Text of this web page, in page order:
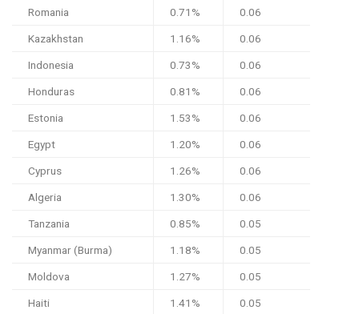
Romania 0.71% 0.06
Kazakhstan 1.16% 0.06
Indonesia 0.73% 0.06
Honduras 0.81% 0.06
Estonia 1.53% 0.06
Egypt 1.20% 0.06
Cyprus 1.26% 0.06
Algeria 1.30% 0.06
Tanzania 0.85% 0.05
Myanmar (Burma) 1.18% 0.05
Moldova 1.27% 0.05
Haiti 1.41% 0.05